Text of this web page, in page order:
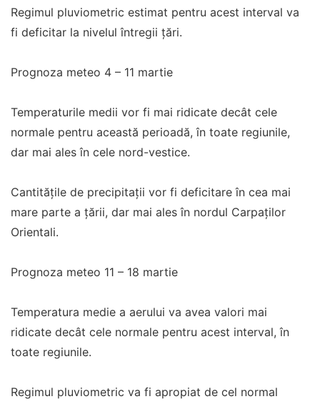
Regimul pluviometric estimat pentru acest interval va
fi deficitar la nivelul întregii țări.
Prognoza meteo 4 – 11 martie
Temperaturile medii vor fi mai ridicate decât cele
normale pentru această perioadă, în toate regiunile,
dar mai ales în cele nord-vestice.
Cantitățile de precipitații vor fi deficitare în cea mai
mare parte a țării, dar mai ales în nordul Carpaților
Orientali.
Prognoza meteo 11 – 18 martie
Temperatura medie a aerului va avea valori mai
ridicate decât cele normale pentru acest interval, în
toate regiunile.
Regimul pluviometric va fi apropiat de cel normal